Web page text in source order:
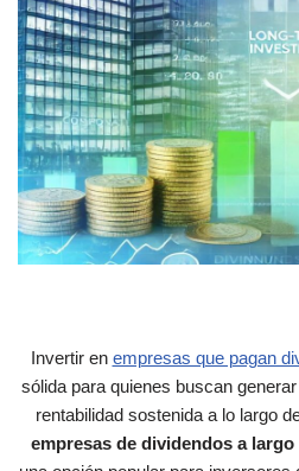
Invertir en empresas que pagan
sólida para quienes buscan generar
rentabilidad sostenida a lo largo
empresas de dividendos a largo